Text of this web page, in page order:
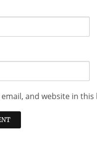
email, and website in